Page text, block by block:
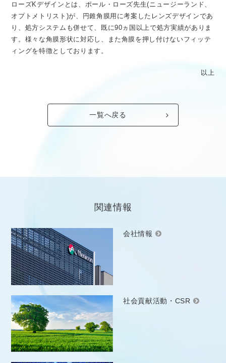
ローズKデザインとは、ポール・ローズ先生(ニュージーランド、
オプトメトリスト)が、円錐角膜用に考案したレンズデザインであ
り、処方システムも併せて、既に90ヵ国以上で処方実績がありま
す。様々な角膜形状に対応し、また角膜を押し付けないフィッテ
ィングを特徴としております。
以上
一覧へ戻る
関連情報
会社情報
社会貢献活動・CSR